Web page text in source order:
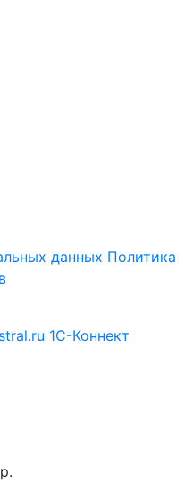
данных Политика
1С-Коннект